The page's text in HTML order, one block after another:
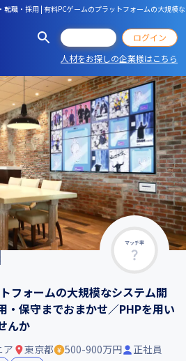
職・採用 | 有料PCゲームのプラットフォームの大規
ログイン
人材をお探しの企業様はこちら
マッチ率
フォームの大規模なシステム開
・保守までおまかせ／PHPを用い
んか
ア 東京都 500-900万円 正社員